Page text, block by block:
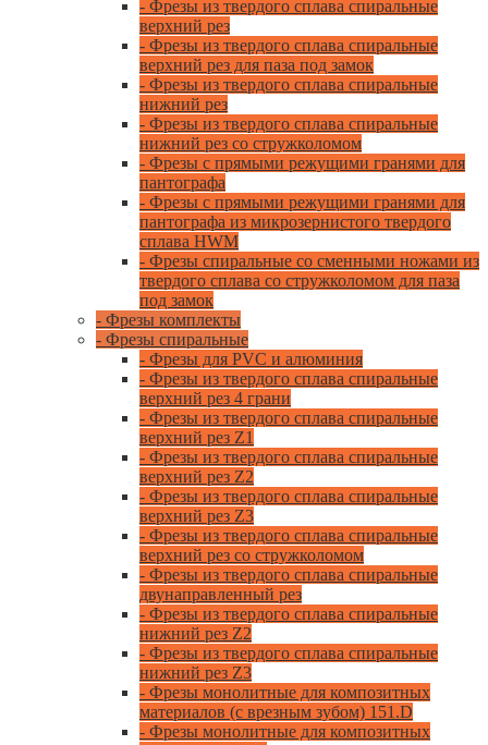
- Фрезы из твердого сплава спиральные
верхний рез
- Фрезы из твердого сплава спиральные
верхний рез для паза под замок
- Фрезы из твердого сплава спиральные
нижний рез
- Фрезы из твердого сплава спиральные
нижний рез со стружколомом
- Фрезы с прямыми режущими гранями для
пантографа
- Фрезы с прямыми режущими гранями для
пантографа из микрозернистого твердого
сплава HWM
- Фрезы спиральные со сменными ножами из
твердого сплава со стружколомом для паза
под замок
- Фрезы комплекты
- Фрезы спиральные
- Фрезы для PVC и алюминия
- Фрезы из твердого сплава спиральные
верхний рез 4 грани
- Фрезы из твердого сплава спиральные
верхний рез Z1
- Фрезы из твердого сплава спиральные
верхний рез Z2
- Фрезы из твердого сплава спиральные
верхний рез Z3
- Фрезы из твердого сплава спиральные
верхний рез со стружколомом
- Фрезы из твердого сплава спиральные
двунаправленный рез
- Фрезы из твердого сплава спиральные
нижний рез Z2
- Фрезы из твердого сплава спиральные
нижний рез Z3
- Фрезы монолитные для композитных
материалов (с врезным зубом) 151.D
- Фрезы монолитные для композитных